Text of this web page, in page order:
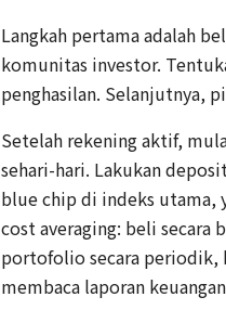
Langkah pertama adalah
komunitas investor.
penghasilan. Selanjutnya,
Setelah rekening aktif,
sehari-hari. Lakukan
blue chip di indeks utama,
cost averaging: beli secara
portofolio secara periodik,
membaca laporan